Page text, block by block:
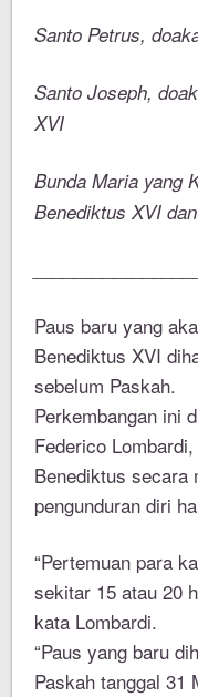
Santo Petrus,
Santo Joseph,
XVI
Bunda Maria yang
Benediktus XVI
Paus baru yang
Benediktus XVI
sebelum Paskah.
Perkembangan ini
Federico
Benediktus secara
pengunduran diri
“Pertemuan para
sekitar 15 atau 20
kata Lombardi.
“Paus yang baru
Paskah tanggal 31